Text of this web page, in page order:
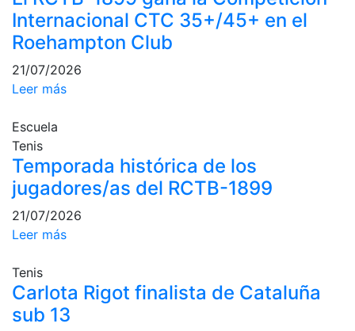
Campeonato
Social de Tenis
Cuadros de
Juego
Honor
Campeonato
Social
Fotos
Normativa
Pádel
Escuela de
Pádel
Internacional CTC 35+/45+ en el
Roehampton Club
21/07/2026
Leer más
Escuela
Tenis
Temporada histórica de los
jugadores/as del RCTB-1899
21/07/2026
Leer más
Tenis
Carlota Rigot finalista de Cataluña
sub 13